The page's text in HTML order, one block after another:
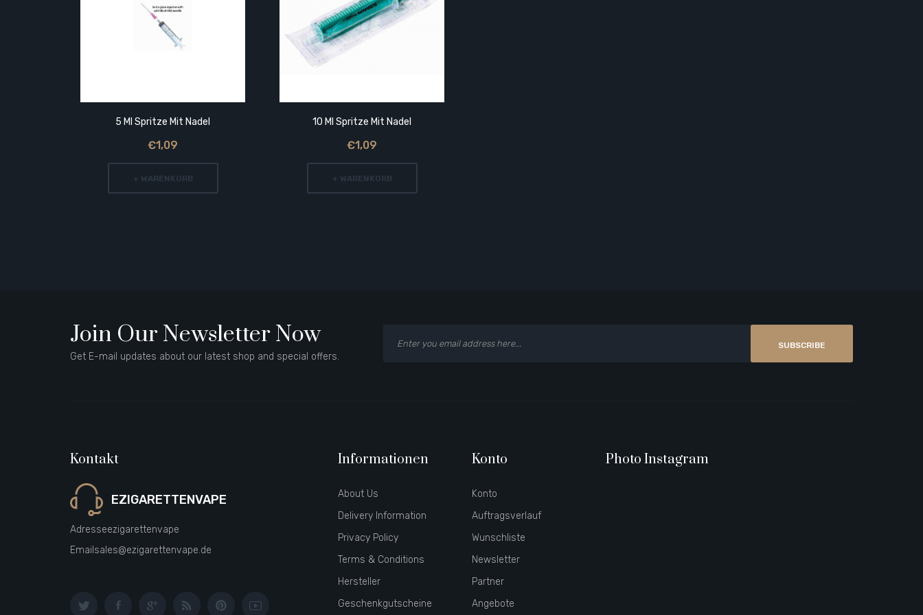
5 Ml Spritze Mit Nadel
€1,09
+ WARENKORB
10 Ml Spritze Mit Nadel
€1,09
+ WARENKORB
Join Our Newsletter Now
Get E-mail updates about our latest shop and special offers.
SUBSCRIBE
Kontakt
EZIGARETTENVAPE
Adresseezigarettenvape
Email sales@ezigarettenvape.de
Informationen
About Us
Delivery Information
Privacy Policy
Terms & Conditions
Hersteller
Geschenkgutscheine
Konto
Konto
Auftragsverlauf
Wunschliste
Newsletter
Partner
Angebote
Photo Instagram